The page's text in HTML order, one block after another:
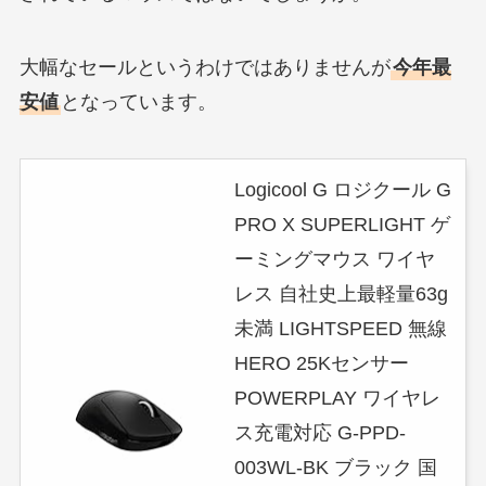
大幅なセールというわけではありませんが今年最
安値となっています。
Logicool G ロジクール G
PRO X SUPERLIGHT ゲ
ーミングマウス ワイヤ
レス 自社史上最軽量63g
未満 LIGHTSPEED 無線
HERO 25Kセンサー
POWERPLAY ワイヤレ
ス充電対応 G-PPD-
003WL-BK ブラック 国